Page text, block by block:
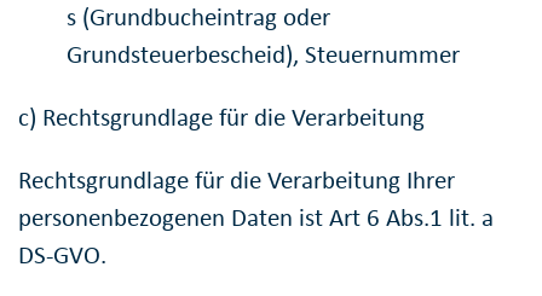
s (Grundbucheintrag oder
Grundsteuerbescheid), Steuernummer
c) Rechtsgrundlage für die Verarbeitung
Rechtsgrundlage für die Verarbeitung Ihrer
personenbezogenen Daten ist Art 6 Abs.1 lit. a
DS-GVO.